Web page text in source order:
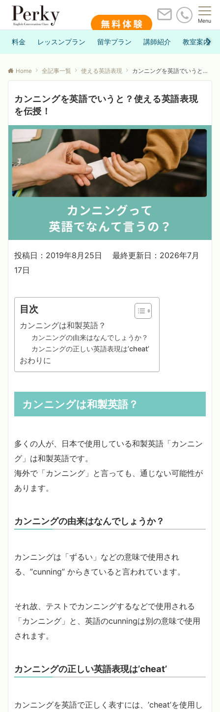
Menu
料金 レッスンプラン 留学プラン 講師紹介 教室案内
Home 全記事一覧 使える英語表現 カンニングを英語でいうと？使える英語表現を伝授！
カンニングを英語でいうと？使える英語表現
を伝授！
投稿日：2019年8月25日
最終更新日：2026年7月
17日
目次
カンニングは和製英語？
カンニングの由来はなんでしょうか？
カンニングの正しい英語表現は’cheat’
おわりに
カンニングは和製英語？
多くの人が、日本で使用している和製英語「カンニン
グ」は和製英語です。
海外で「カンニング」と言っても、通じない可能性が
あります。
カンニングの由来はなんでしょうか？
カンニングは「ずるい」などの意味で使用され
る、”cunning” からきていると言われています。
それ故、テストでカンニングするなどで使用される
「カンニング」と、英語のcunningは別の意味で使用
されます。
カンニングの正しい英語表現は’cheat’
カンニングを英語で正しく表すには、’cheat’を使用し